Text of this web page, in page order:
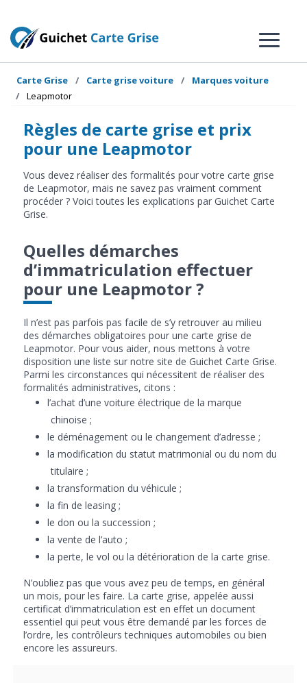
Carte Grise Carte grise voiture
Marques voiture
Leapmotor
Règles de carte grise et prix
pour une Leapmotor
Vous devez réaliser des formalités pour votre carte grise
de Leapmotor, mais ne savez pas vraiment comment
procéder ? Voici toutes les explications par Guichet Carte
Grise.
Quelles démarches
d’immatriculation effectuer
pour une Leapmotor ?
Il n’est pas parfois pas facile de s’y retrouver au milieu
des démarches obligatoires pour une carte grise de
Leapmotor. Pour vous aider, nous mettons à votre
disposition une liste sur notre site de Guichet Carte Grise.
Parmi les circonstances qui nécessitent de réaliser des
formalités administratives, citons :
l’achat d’une voiture électrique de la marque
chinoise ;
le déménagement ou le changement d’adresse ;
la modification du statut matrimonial ou du nom du
titulaire ;
la transformation du véhicule ;
la fin de leasing ;
le don ou la succession ;
la vente de l’auto ;
la perte, le vol ou la détérioration de la carte grise.
N’oubliez pas que vous avez peu de temps, en général
un mois, pour les faire. La carte grise, appelée aussi
certificat d’immatriculation est en effet un document
essentiel qui peut vous être demandé par les forces de
l’ordre, les contrôleurs techniques automobiles ou bien
encore les assureurs.